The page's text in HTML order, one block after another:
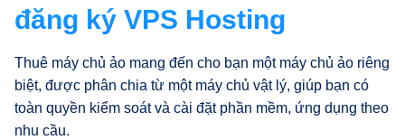
đăng ký VPS Hosting
Thuê máy chủ ảo mang đến cho bạn một máy chủ ảo riêng
biệt, được phân chia từ một máy chủ vật lý, giúp bạn có
toàn quyền kiểm soát và cài đặt phần mềm, ứng dụng theo
nhu cầu.